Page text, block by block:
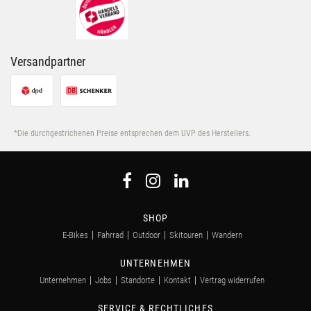
Nutzung der Dienste gesammelt haben.
Versandpartner
*Die durchgestrichenen Preise entsprechen dem UVP des Herstellers.
SHOP
E-Bikes Fahrrad Outdoor Skitouren Wandern
UNTERNEHMEN
Unternehmen Jobs Standorte Kontakt Vertrag widerrufen
SERVICE & RECHTLICHES